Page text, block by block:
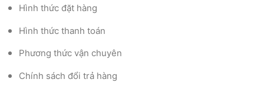
Hình thức đặt hàng
Hình thức thanh toán
Phương thức vận chuyên
Chính sách đổi trả hàng